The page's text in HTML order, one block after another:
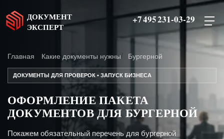
ДОКУМЕНТ
ЭКСПЕРТ
+7 495 231-03-29
Главная Какие документы нужны Бургерной
ДОКУМЕНТЫ ДЛЯ ПРОВЕРОК • ЗАПУСК БИЗНЕСА
ОФОРМЛЕНИЕ ПАКЕТА
ДОКУМЕНТОВ ДЛЯ БУРГЕРНОЙ
Покажем обязательный перечень для бургерной